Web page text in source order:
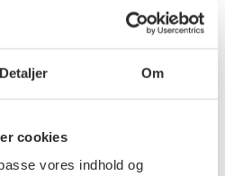
Detaljer Om
cookies
vores indhold og